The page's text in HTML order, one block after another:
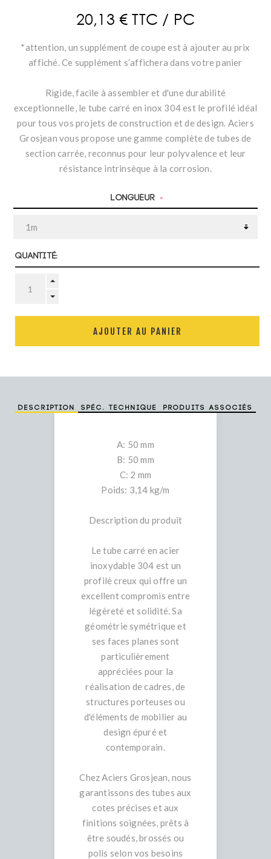
20,13 € TTC / PC
*attention, un supplément de coupe est à ajouter au prix
affiché. Ce supplément s’affichera dans votre panier
Rigide, facile à assembler et d'une durabilité
exceptionnelle, le tube carré en inox 304 est le profilé idéal
pour tous vos projets de construction et de design. Aciers
Grosjean vous propose une gamme complète de tubes de
section carrée, reconnus pour leur polyvalence et leur
résistance intrinsèque à la corrosion.
Longueur *
Quantité:
AJOUTER AU PANIER
Description Spéc. technique Produits associés
A: 50 mm
B: 50 mm
C: 2 mm
Poids: 3,14 kg/m
Description du produit
Le tube carré en acier
inoxydable 304 est un
profilé creux qui offre un
excellent compromis entre
légèreté et solidité. Sa
géométrie symétrique et
ses faces planes sont
particulièrement
appréciées pour la
réalisation de cadres, de
structures porteuses ou
d'éléments de mobilier au
design épuré et
contemporain.
Chez Aciers Grosjean, nous
garantissons des tubes aux
cotes précises et aux
finitions soignées, prêts à
être soudés, brossés ou
polis selon vos besoins